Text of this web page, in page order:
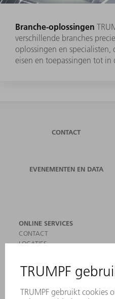
Branche-oplossingen
verschillende branches
oplossingen en specialisten,
eisen en toepassingen tot in
CONTACT
EVENEMENTEN EN DATA
ONLINE SERVICES
CONTACT
LOCATIES
MYTRUMPF
PRODUCTEN